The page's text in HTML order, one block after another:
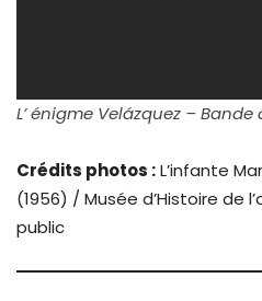
L’ énigme Velázquez –
Crédits photos :L’infante
(1956) / Musée d’Histoire de
public